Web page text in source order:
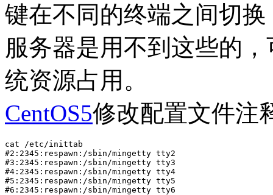
键在不同的终端之间切换
服务器是用不到这些的
统资源占用。
CentOS5修改配置文件注
cat /etc/inittab
#2:2345:respawn:/sbin/mingetty tty2
#3:2345:respawn:/sbin/mingetty tty3
#4:2345:respawn:/sbin/mingetty tty4
#5:2345:respawn:/sbin/mingetty tty5
#6:2345:respawn:/sbin/mingetty tty6